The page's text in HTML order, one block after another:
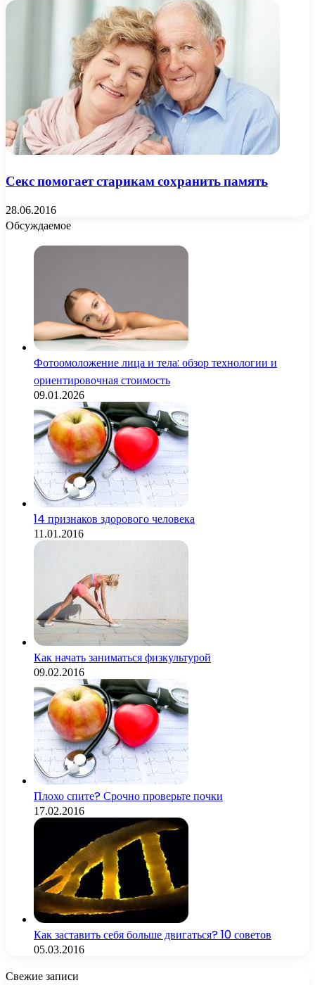
Секс помогает старикам сохранить память
28.06.2016
Обсуждаемое
Фотоомоложение лица и тела: обзор технологии и
ориентировочная стоимость
09.01.2026
14 признаков здорового человека
11.01.2016
Как начать заниматься физкультурой
09.02.2016
Плохо спите? Срочно проверьте почки
17.02.2016
Как заставить себя больше двигаться? 10 советов
05.03.2016
Свежие записи